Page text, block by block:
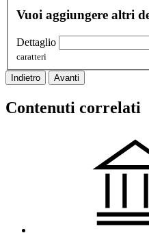
Vuoi aggiungere altri
Dettaglio
caratteri
Indietro Avanti
Contenuti correlati